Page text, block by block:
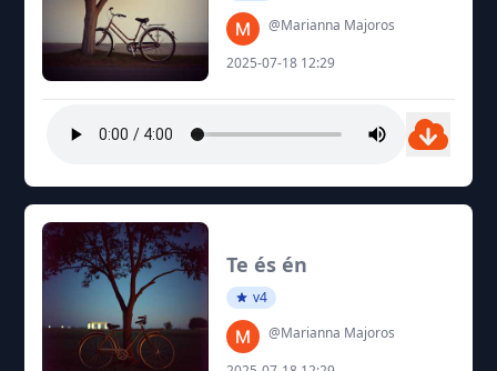
@Marianna Majoros
2025-07-18 12:29
Te és én
v4
@Marianna Majoros